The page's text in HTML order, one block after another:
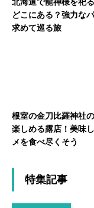
どこにある？強力な
求めて巡る旅
根室の金刀比羅神社
楽しめる露店！美味
メを食べ尽くそう
特集記事